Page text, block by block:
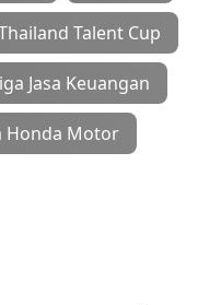
Talent Cup
Jasa Keuangan
Honda Motor